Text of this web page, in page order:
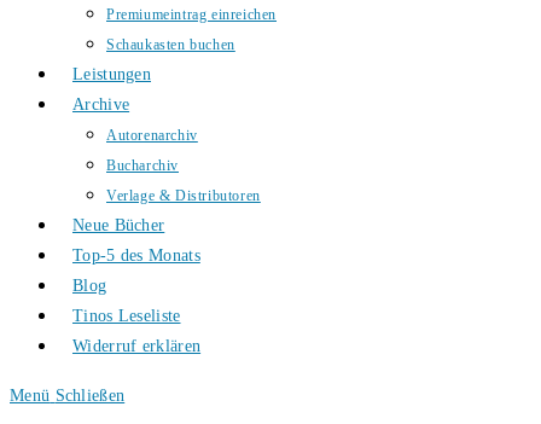
Premiumeintrag einreichen
Schaukasten buchen
Leistungen
Archive
Autorenarchiv
Bucharchiv
Verlage & Distributoren
Neue Bücher
Top-5 des Monats
Blog
Tinos Leseliste
Widerruf erklären
Menü Schließen